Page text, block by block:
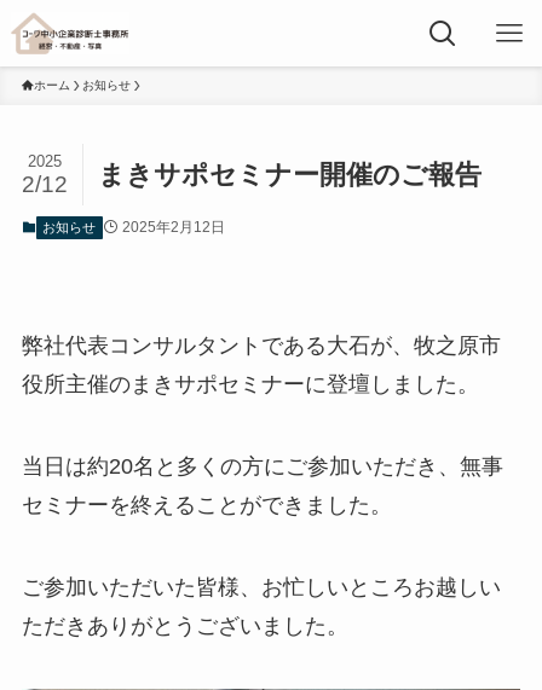
ホーム お知らせ
まきサポセミナー開催のご報告
2025
2/12
お知らせ 2025年2月12日
弊社代表コンサルタントである大石が、牧之原市
役所主催のまきサポセミナーに登壇しました。
当日は約20名と多くの方にご参加いただき、無事
セミナーを終えることができました。
ご参加いただいた皆様、お忙しいところお越しい
ただきありがとうございました。